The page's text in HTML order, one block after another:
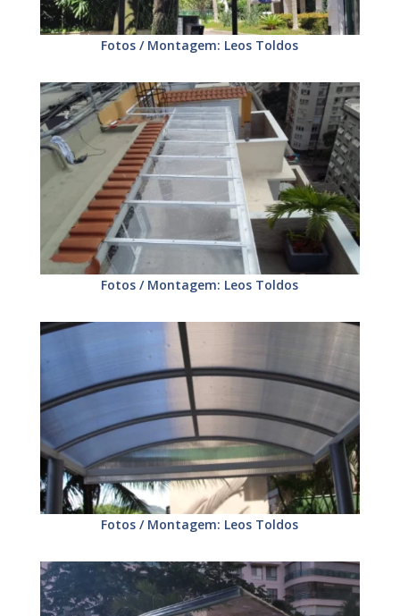
Fotos / Montagem: Leos Toldos
Fotos / Montagem: Leos Toldos
Fotos / Montagem: Leos Toldos